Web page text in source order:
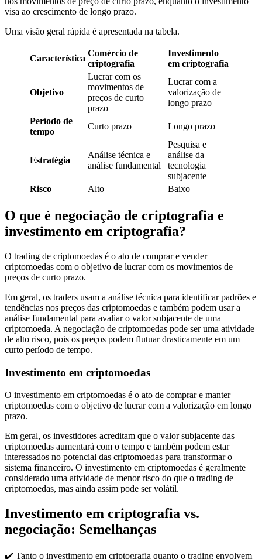
visa ao crescimento de longo prazo.
Uma visão geral rápida é apresentada na tabela.
Característica
Comércio de
criptografia
Investimento
em criptografia
Objetivo
Lucrar com os
movimentos de
preços de curto
prazo
Lucrar com a
valorização de
longo prazo
Período de
tempo
Curto prazo Longo prazo
Estratégia
Análise técnica e
análise fundamental
Pesquisa e
análise da
tecnologia
subjacente
Risco
Alto Baixo
O que é negociação de criptografia e
investimento em criptografia?
O trading de criptomoedas é o ato de comprar e vender
criptomoedas com o objetivo de lucrar com os movimentos de
preços de curto prazo.
Em geral, os traders usam a análise técnica para identificar padrões e
tendências nos preços das criptomoedas e também podem usar a
análise fundamental para avaliar o valor subjacente de uma
criptomoeda. A negociação de criptomoedas pode ser uma atividade
de alto risco, pois os preços podem flutuar drasticamente em um
curto período de tempo.
Investimento em criptomoedas
O investimento em criptomoedas é o ato de comprar e manter
criptomoedas com o objetivo de lucrar com a valorização em longo
prazo.
Em geral, os investidores acreditam que o valor subjacente das
criptomoedas aumentará com o tempo e também podem estar
interessados no potencial das criptomoedas para transformar o
sistema financeiro. O investimento em criptomoedas é geralmente
considerado uma atividade de menor risco do que o trading de
criptomoedas, mas ainda assim pode ser volátil.
Investimento em criptografia vs.
negociação: Semelhanças
✔️ Tanto o investimento em criptografia quanto o trading envolvem